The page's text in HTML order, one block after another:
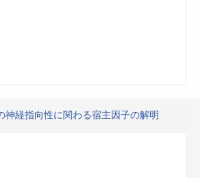
神経指向性に関わる宿主因子の解明